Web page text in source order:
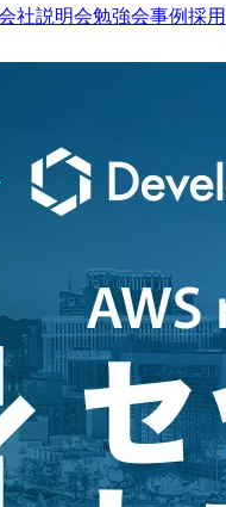
社説明会勉強会事例採用